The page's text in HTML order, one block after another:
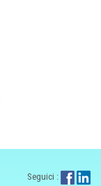
Seguici :